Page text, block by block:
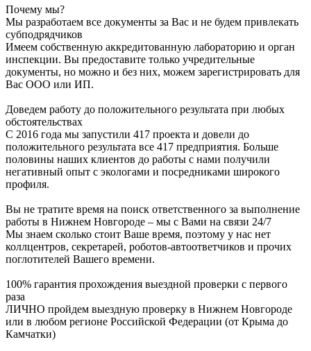
Почему мы?
Мы разработаем все документы за Вас и не будем привлекать
субподрядчиков
Имеем собственную аккредитованную лабораторию и орган
инспекции. Вы предоставите только учредительные
документы, но можно и без них, можем зарегистрировать для
Вас ООО или ИП.
Доведем работу до положительного результата при любых
обстоятельствах
С 2016 года мы запустили 417 проекта и довели до
положительного результата все 417 предприятия. Больше
половины наших клиентов до работы с нами получили
негативный опыт с экологами и посредниками широкого
профиля.
Вы не тратите время на поиск ответственного за выполнение
работы в Нижнем Новгороде – мы с Вами на связи 24/7
Мы знаем сколько стоит Ваше время, поэтому у нас нет
коллцентров, секретарей, роботов-автоответчиков и прочих
поглотителей Вашего времени.
100% гарантия прохождения выездной проверки с первого
раза
ЛИЧНО пройдем выездную проверку в Нижнем Новгороде
или в любом регионе Российской Федерации (от Крыма до
Камчатки)